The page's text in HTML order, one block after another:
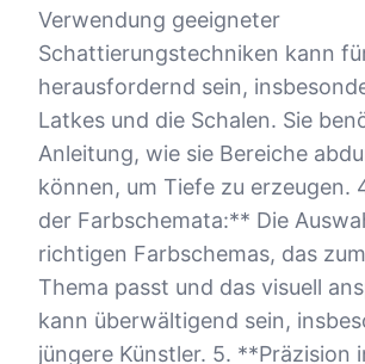
Verwendung geeigneter
Schattierungstechniken kann
herausfordernd sein,
Latkes und die Schalen. Sie
Anleitung, wie sie Bereiche
können, um Tiefe zu erzeugen.
der Farbschemata:** Die
richtigen Farbschemas, das
Thema passt und das visuell
kann überwältigend sein,
jüngere Künstler. 5. **Präzision